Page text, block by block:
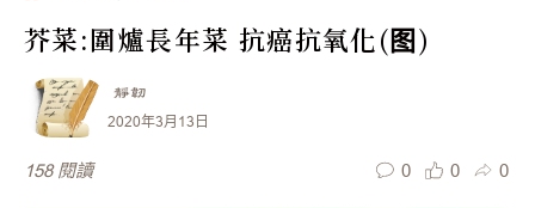
芥菜:圍爐長年菜 抗癌抗氧化(图)
靜韌
2020年3月13日
158 閱讀 0 0 0